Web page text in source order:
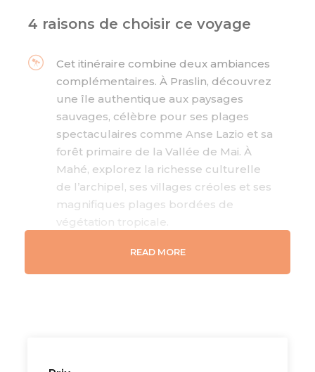
4 raisons de choisir ce voyage
Cet itinéraire combine deux ambiances
complémentaires. À Praslin, découvrez
une île authentique aux paysages
sauvages, célèbre pour ses plages
spectaculaires comme Anse Lazio et sa
forêt primaire de la Vallée de Mai. À
Mahé, explorez la richesse culturelle
de l’archipel, ses villages créoles et ses
magnifiques plages bordées de
végétation tropicale.
Les Seychelles offrent un terrain de jeu
naturel exceptionnel pour les enfants :
READ MORE